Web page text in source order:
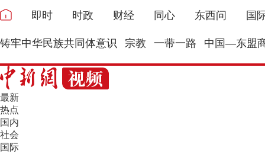
即时 时政 财经 同心 东西问 国
铸牢中华民族共同体意识 宗教 一带一路 中国—东盟
最新
热点
国内
社会
国际